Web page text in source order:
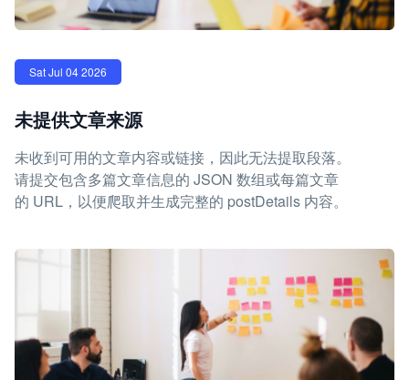
Sat Jul 04 2026
未提供文章来源
未收到可用的文章内容或链接，因此无法提取段落。
请提交包含多篇文章信息的 JSON 数组或每篇文章
的 URL，以便爬取并生成完整的 postDetails 内容。